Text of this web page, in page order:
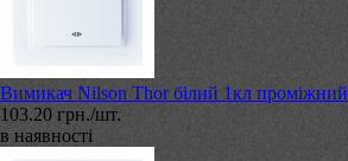
Вимикач Nilson Thor білий 1кл проміжний
103.20 грн./шт.
в наявності